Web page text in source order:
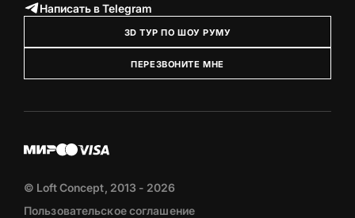
Написать в Telegram
3D ТУР ПО ШОУ РУМУ
ПЕРЕЗВОНИТЕ МНЕ
© Loft Concept, 2013 - 2026
Пользовательское соглашение